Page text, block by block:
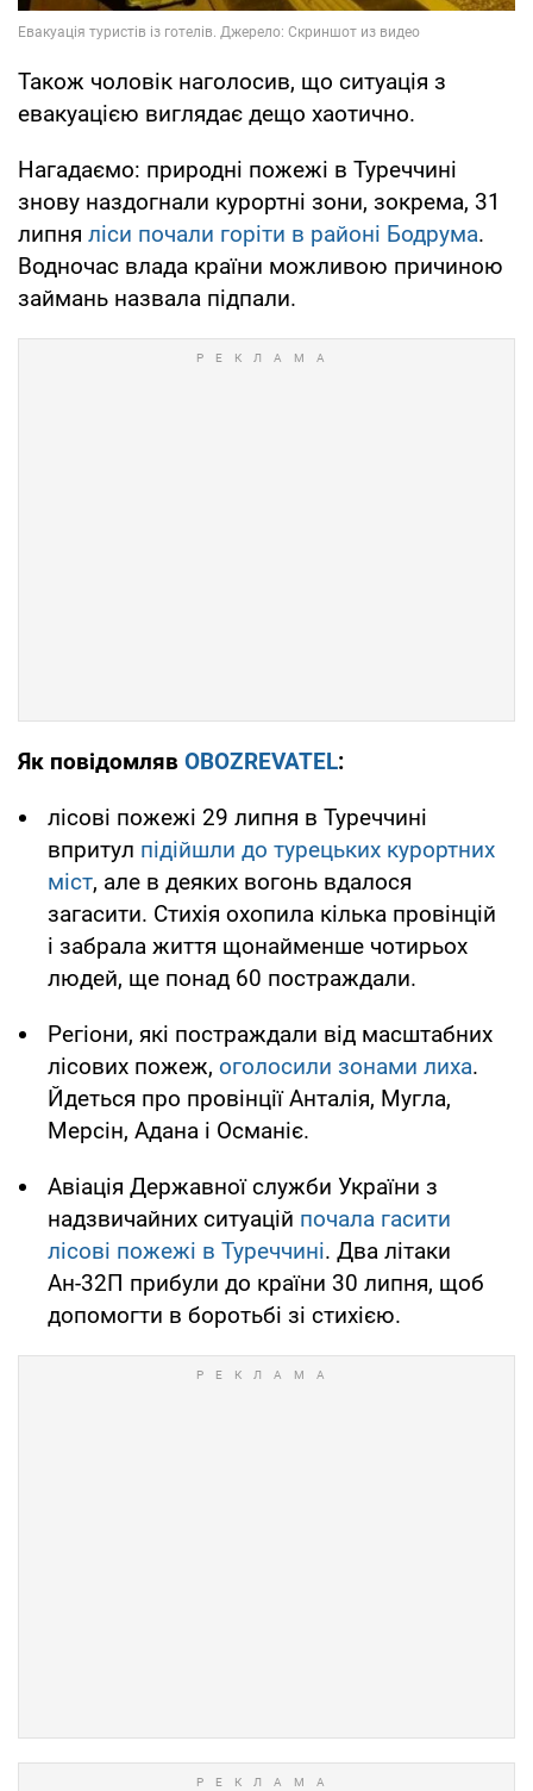
Також чоловік наголосив, що ситуація з
евакуацією виглядає дещо хаотично.
Нагадаємо: природні пожежі в Туреччині
знову наздогнали курортні зони, зокрема, 31
липня ліси почали горіти в районі Бодрума.
Водночас влада країни можливою причиною
займань назвала підпали.
Як повідомляв OBOZREVATEL:
лісові пожежі 29 липня в Туреччині
впритул підійшли до турецьких курортних
міст, але в деяких вогонь вдалося
загасити. Стихія охопила кілька провінцій
і забрала життя щонайменше чотирьох
людей, ще понад 60 постраждали.
Регіони, які постраждали від масштабних
лісових пожеж, оголосили зонами лиха.
Йдеться про провінції Анталія, Мугла,
Мерсін, Адана і Османіє.
Авіація Державної служби України з
надзвичайних ситуацій почала гасити
лісові пожежі в Туреччині. Два літаки
Ан-32П прибули до країни 30 липня, щоб
допомогти в боротьбі зі стихією.